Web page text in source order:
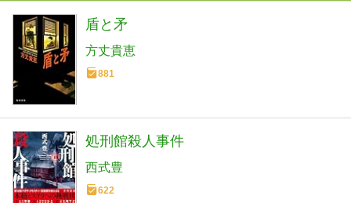
盾と矛
方丈貴恵
881
処刑館殺人事件
西式豊
622